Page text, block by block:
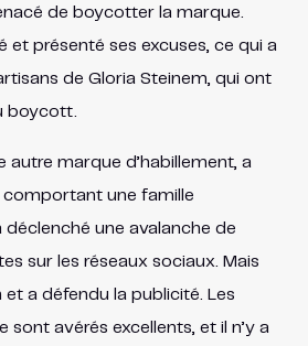
de boycotter la marque.
et présenté ses excuses, ce qui a
de Gloria Steinem, qui ont
boycott.
autre marque d’habillement, a
comportant une famille
une avalanche de
sur les réseaux sociaux. Mais
a défendu la publicité. Les
sont avérés excellents, et il n’y a